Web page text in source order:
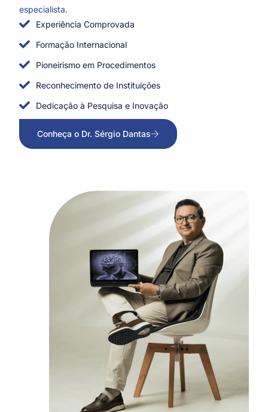
especialista.
Experiência Comprovada
Formação Internacional
Pioneirismo em Procedimentos
Reconhecimento de Instituições
Dedicação à Pesquisa e Inovação
Conheça o Dr. Sérgio Dantas